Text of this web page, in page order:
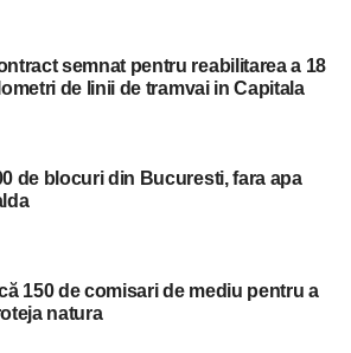
care si-au castigat drepturile
de o mie de lei pe zi, la care a
Romaniei, reprezinta daune
in parte
Dan, anunt pentru toti
face reparații pe 60 de
aflate în administrarea PMB”
semnat pentru reabilitarea a 18
de linii de tramvai in Capitala
de blocuri din Bucuresti, fara apa
150 de comisari de mediu pentru a
natura